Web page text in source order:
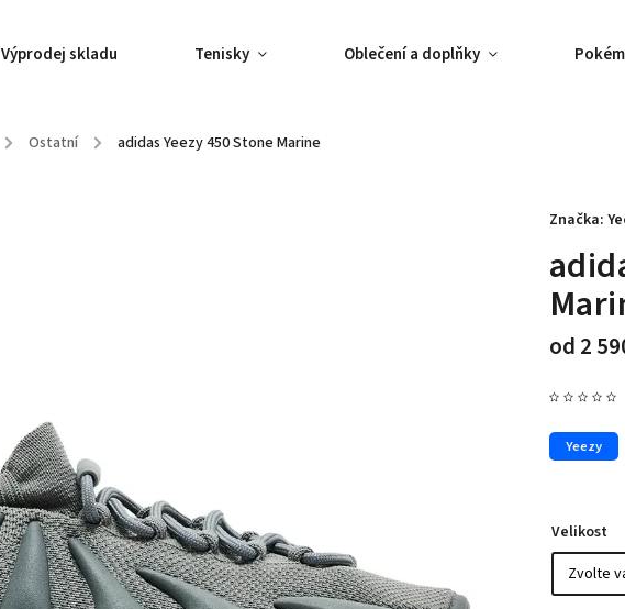
Výprodej skladu Tenisky Oblečení a doplňky
/ Ostatní / adidas Yeezy 450 Stone Marine
od 2
Yeezy
Značka:
Velikost